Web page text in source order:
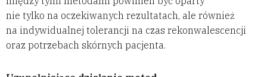
nie tylko na oczekiwanych rezultatach, ale również
na indywidualnej tolerancji na czas rekonwalescencji
oraz potrzebach skórnych pacjenta.